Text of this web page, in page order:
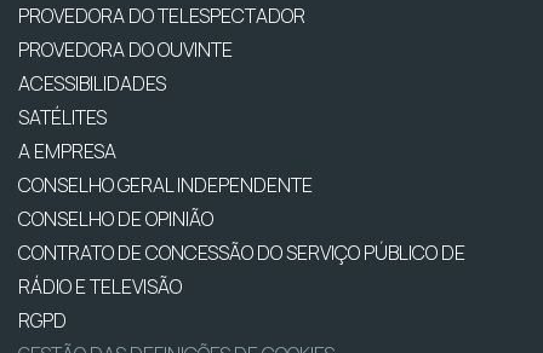
PROVEDORA DO TELESPECTADOR
PROVEDORA DO OUVINTE
ACESSIBILIDADES
SATÉLITES
A EMPRESA
CONSELHO GERAL INDEPENDENTE
CONSELHO DE OPINIÃO
CONTRATO DE CONCESSÃO DO SERVIÇO PÚBLICO DE
RÁDIO E TELEVISÃO
RGPD